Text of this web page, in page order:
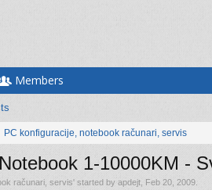
Members
PC konfiguracije, notebook računari, servis
1-10000KM -
računari, servis' started by apdejt Feb 20, 2009